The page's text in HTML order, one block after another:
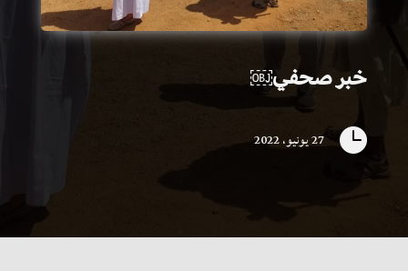
خبر صحفي￼
 27 يونيو، 2022